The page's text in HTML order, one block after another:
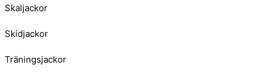
Skaljackor
Skidjackor
Träningsjackor